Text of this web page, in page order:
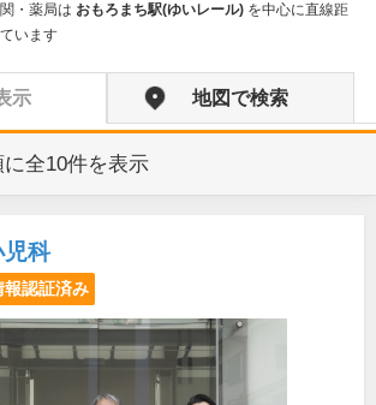
・薬局は おもろまち駅(ゆいレール) を中心に直線距
います
示 地図で検索
全10件を表示
科
報認証済み